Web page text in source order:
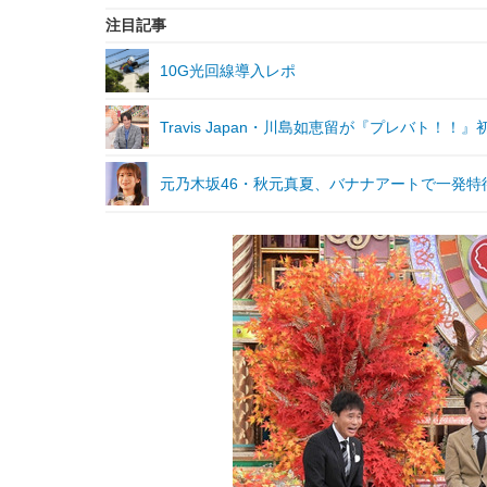
注目記事
10G光回線導入レポ
Travis Japan・川島如恵留が『プレバト！！』
元乃木坂46・秋元真夏、バナナアートで一発